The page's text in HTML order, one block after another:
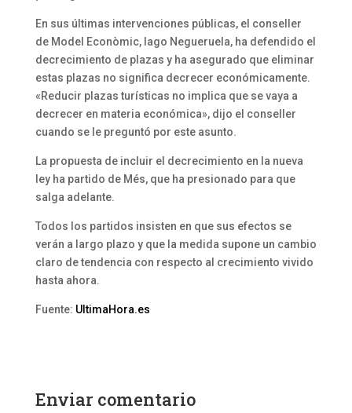
En sus últimas intervenciones públicas, el conseller
de Model Econòmic, Iago Negueruela, ha defendido el
decrecimiento de plazas y ha asegurado que eliminar
estas plazas no significa decrecer económicamente.
«Reducir plazas turísticas no implica que se vaya a
decrecer en materia económica», dijo el conseller
cuando se le preguntó por este asunto.
La propuesta de incluir el decrecimiento en la nueva
ley ha partido de Més, que ha presionado para que
salga adelante.
Todos los partidos insisten en que sus efectos se
verán a largo plazo y que la medida supone un cambio
claro de tendencia con respecto al crecimiento vivido
hasta ahora.
Fuente: UltimaHora.es
Enviar comentario